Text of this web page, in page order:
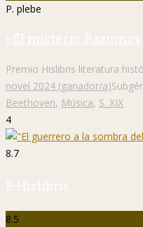
P. plebe
«El misterio
Premio Hislibris literatura
novel 2024 (ganador/a)
Beethoven, Música, S. XIX
4
8.7
P. Hislibris
8.5